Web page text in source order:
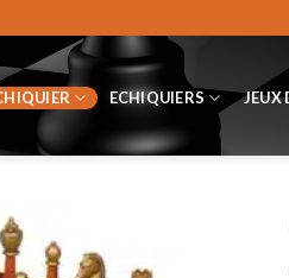
ECHIQUIERS JEUX